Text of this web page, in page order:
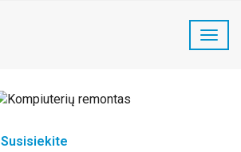
+370 681 62157
Susisiekite